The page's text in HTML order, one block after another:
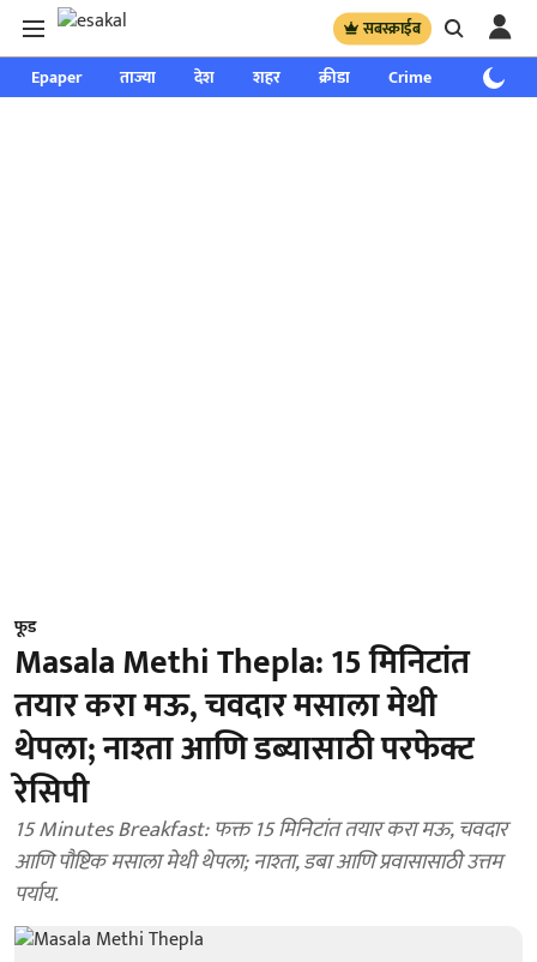
सबस्क्राईब
Epaper ताज्या देश शहर क्रीडा Crime साप्ताहिक
फूड
Masala Methi Thepla: 15 मिनिटांत
तयार करा मऊ, चवदार मसाला मेथी
थेपला; नाश्ता आणि डब्यासाठी परफेक्ट
रेसिपी
15 Minutes Breakfast: फक्त 15 मिनिटांत तयार करा मऊ, चवदार
आणि पौष्टिक मसाला मेथी थेपला; नाश्ता, डबा आणि प्रवासासाठी उत्तम
पर्याय.